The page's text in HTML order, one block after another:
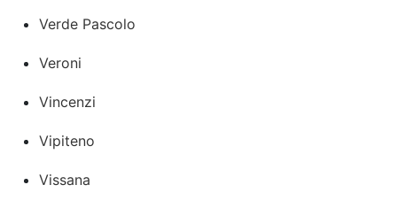
Verde Pascolo
Veroni
Vincenzi
Vipiteno
Vissana